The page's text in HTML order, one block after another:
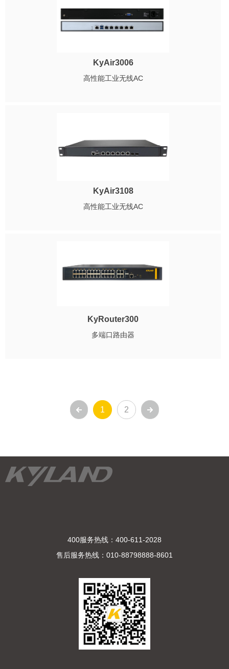
KyAir3006
高性能工业无线AC
KyAir3108
高性能工业无线AC
KyRouter300
多端口路由器
1 2
400服务热线：400-611-2028
售后服务热线：010-88798888-8601